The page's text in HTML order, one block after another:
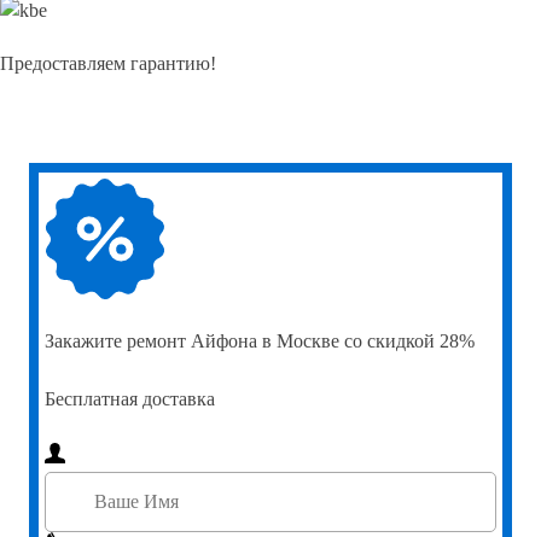
Предоставляем гарантию!
Закажите ремонт Айфона в Москве со скидкой 28%
Бесплатная доставка